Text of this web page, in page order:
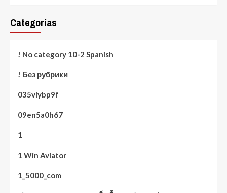
Categorías
! No category 10-2 Spanish
! Без рубрики
035vlybp9f
09en5a0h67
1
1 Win Aviator
1_5000_com